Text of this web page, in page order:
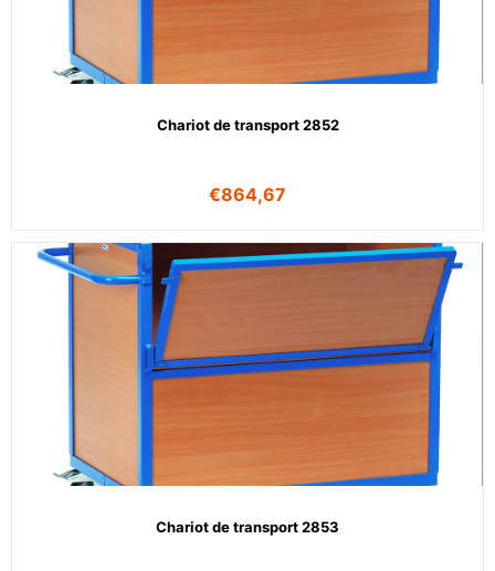
Chariot de transport 2852
€864,67
Chariot de transport 2853